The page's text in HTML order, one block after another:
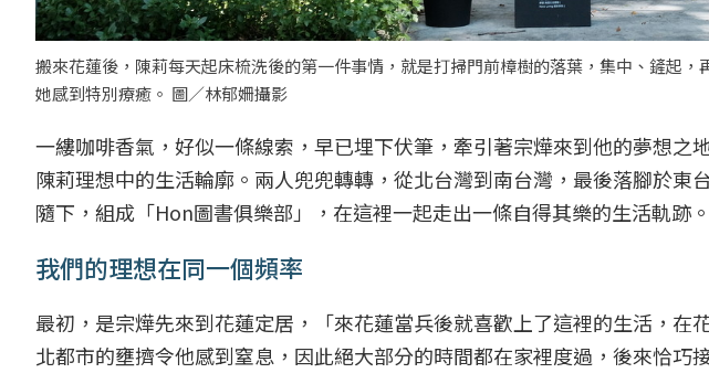
搬來花蓮後，陳莉每天起床梳洗後的第一件事情，就是打掃門前樟樹的落葉，集中、鏟起
她感到特別療癒。 圖／林郁姍攝影
一縷咖啡香氣，好似一條線索，早已埋下伏筆，牽引著宗燁來到他的夢想之
陳莉理想中的生活輪廓。兩人兜兜轉轉，從北台灣到南台灣，最後落腳於東
隨下，組成「Hon圖書俱樂部」，在這裡一起走出一條自得其樂的生活軌跡。
我們的理想在同一個頻率
最初，是宗燁先來到花蓮定居，「來花蓮當兵後就喜歡上了這裡的生活，在
北都市的壅擠令他感到窒息，因此絕大部分的時間都在家裡度過，後來恰巧